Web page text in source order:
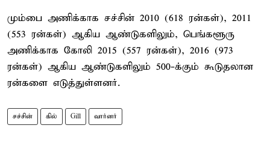
மும்பை அணிக்காக சச்சின் 2010 (618 ரன்கள்), 2011
(553 ரன்கள்) ஆகிய ஆண்டுகளிலும், பெங்களூரு
அணிக்காக கோலி 2015 (557 ரன்கள்), 2016 (973
ரன்கள்) ஆகிய ஆண்டுகளிலும் 500-க்கும் கூடுதலான
ரன்களை எடுத்துள்ளனர்.
சச்சின் கில் Gill வார்னர்